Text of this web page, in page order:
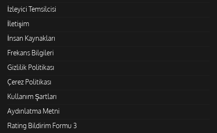
İzleyici Temsilcisi
İletişim
İnsan Kaynakları
Frekans Bilgileri
Gizlilik Politikası
Çerez Politikası
Kullanım Şartları
Aydınlatma Metni
Rating Bildirim Formu 3